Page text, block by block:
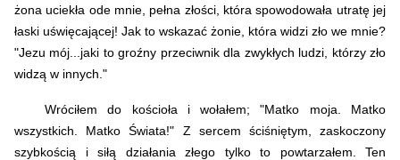
żona uciekła ode mnie, pełna złości, która spowodowała utratę jej
łaski uświęcającej! Jak to wskazać żonie, która widzi zło we mnie?
"Jezu mój...jaki to groźny przeciwnik dla zwykłych ludzi, którzy zło
widzą w innych."
Wróciłem do kościoła i wołałem; "Matko moja. Matko
wszystkich. Matko Świata!" Z sercem ściśniętym, zaskoczony
szybkością i siłą działania złego tylko to powtarzałem. Ten